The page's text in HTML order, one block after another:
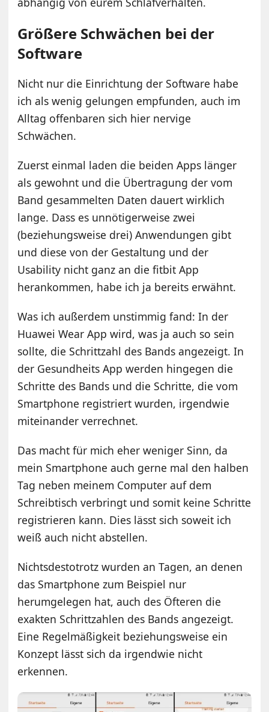
Größere Schwächen bei der
Software
Nicht nur die Einrichtung der Software habe
ich als wenig gelungen empfunden, auch im
Alltag offenbaren sich hier nervige
Schwächen.
Zuerst einmal laden die beiden Apps länger
als gewohnt und die Übertragung der vom
Band gesammelten Daten dauert wirklich
lange. Dass es unnötigerweise zwei
(beziehungsweise drei) Anwendungen gibt
und diese von der Gestaltung und der
Usability nicht ganz an die fitbit App
herankommen, habe ich ja bereits erwähnt.
Was ich außerdem unstimmig fand: In der
Huawei Wear App wird, was ja auch so sein
sollte, die Schrittzahl des Bands angezeigt. In
der Gesundheits App werden hingegen die
Schritte des Bands und die Schritte, die vom
Smartphone registriert wurden, irgendwie
miteinander verrechnet.
Das macht für mich eher weniger Sinn, da
mein Smartphone auch gerne mal den halben
Tag neben meinem Computer auf dem
Schreibtisch verbringt und somit keine Schritte
registrieren kann. Dies lässt sich soweit ich
weiß auch nicht abstellen.
Nichtsdestotrotz wurden an Tagen, an denen
das Smartphone zum Beispiel nur
herumgelegen hat, auch des Öfteren die
exakten Schrittzahlen des Bands angezeigt.
Eine Regelmäßigkeit beziehungsweise ein
Konzept lässt sich da irgendwie nicht
erkennen.